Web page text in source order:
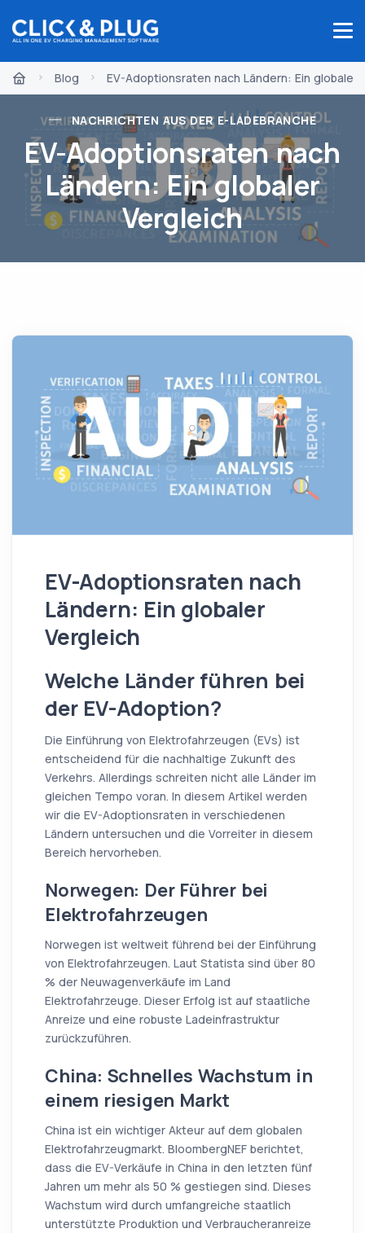
Blog EV-Adoptionsraten nach Ländern: Ein globaler
NACHRICHTEN AUS DER E-LADEBRANCHE
EV-Adoptionsraten nach
Ländern: Ein globaler
Vergleich
EV-Adoptionsraten nach
Ländern: Ein globaler
Vergleich
Welche Länder führen bei
der EV-Adoption?
Die Einführung von Elektrofahrzeugen (EVs) ist
entscheidend für die nachhaltige Zukunft des
Verkehrs. Allerdings schreiten nicht alle Länder im
gleichen Tempo voran. In diesem Artikel werden
wir die EV-Adoptionsraten in verschiedenen
Ländern untersuchen und die Vorreiter in diesem
Bereich hervorheben.
Norwegen: Der Führer bei
Elektrofahrzeugen
Norwegen ist weltweit führend bei der Einführung
von Elektrofahrzeugen. Laut Statista sind über 80
% der Neuwagenverkäufe im Land
Elektrofahrzeuge. Dieser Erfolg ist auf staatliche
Anreize und eine robuste Ladeinfrastruktur
zurückzuführen.
China: Schnelles Wachstum in
einem riesigen Markt
China ist ein wichtiger Akteur auf dem globalen
Elektrofahrzeugmarkt. BloombergNEF berichtet,
dass die EV-Verkäufe in China in den letzten fünf
Jahren um mehr als 50 % gestiegen sind. Dieses
Wachstum wird durch umfangreiche staatlich
unterstützte Produktion und Verbraucheranreize